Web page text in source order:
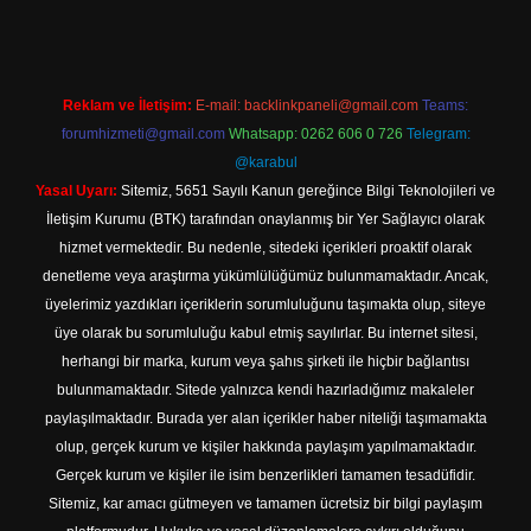
Reklam ve İletişim: E-mail: backlinkpaneli@gmail.com Teams:
forumhizmeti@gmail.com Whatsapp: 0262 606 0 726 Telegram:
@karabul
Yasal Uyarı: Sitemiz, 5651 Sayılı Kanun gereğince Bilgi Teknolojileri ve
İletişim Kurumu (BTK) tarafından onaylanmış bir Yer Sağlayıcı olarak
hizmet vermektedir. Bu nedenle, sitedeki içerikleri proaktif olarak
denetleme veya araştırma yükümlülüğümüz bulunmamaktadır. Ancak,
üyelerimiz yazdıkları içeriklerin sorumluluğunu taşımakta olup, siteye
üye olarak bu sorumluluğu kabul etmiş sayılırlar. Bu internet sitesi,
herhangi bir marka, kurum veya şahıs şirketi ile hiçbir bağlantısı
bulunmamaktadır. Sitede yalnızca kendi hazırladığımız makaleler
paylaşılmaktadır. Burada yer alan içerikler haber niteliği taşımamakta
olup, gerçek kurum ve kişiler hakkında paylaşım yapılmamaktadır.
Gerçek kurum ve kişiler ile isim benzerlikleri tamamen tesadüfidir.
Sitemiz, kar amacı gütmeyen ve tamamen ücretsiz bir bilgi paylaşım